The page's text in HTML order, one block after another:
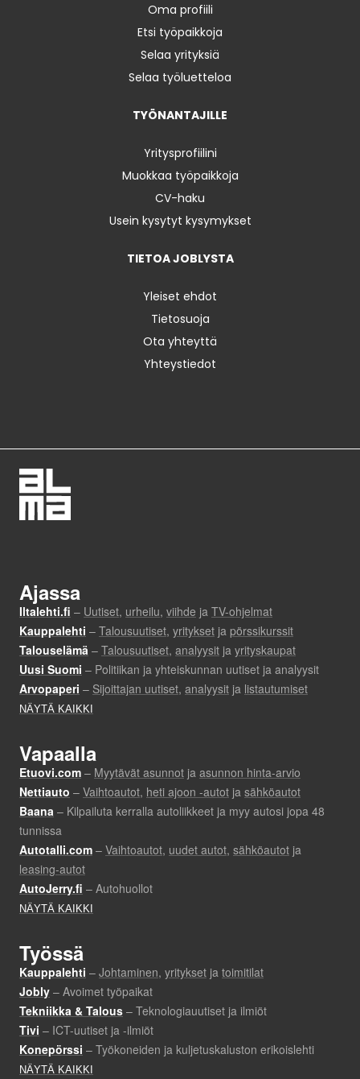
Oma profiili
Etsi työpaikkoja
Selaa yrityksiä
Selaa työluetteloa
TYÖNANTAJILLE
Yritysprofiilini
Muokkaa työpaikkoja
CV-haku
Usein kysytyt kysymykset
TIETOA JOBLYSTA
Yleiset ehdot
Tietosuoja
Ota yhteyttä
Yhteystiedot